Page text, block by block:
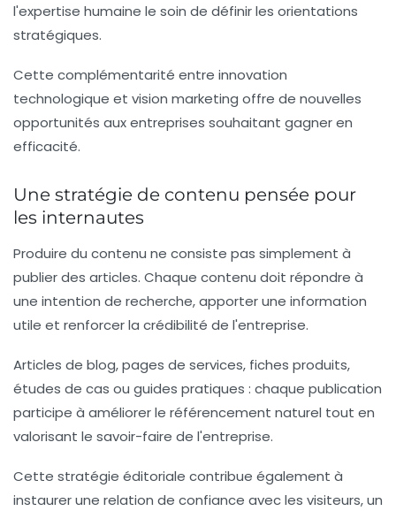
l'expertise humaine le soin de définir les orientations
stratégiques.
Cette complémentarité entre innovation
technologique et vision marketing offre de nouvelles
opportunités aux entreprises souhaitant gagner en
efficacité.
Une stratégie de contenu pensée pour
les internautes
Produire du contenu ne consiste pas simplement à
publier des articles. Chaque contenu doit répondre à
une intention de recherche, apporter une information
utile et renforcer la crédibilité de l'entreprise.
Articles de blog, pages de services, fiches produits,
études de cas ou guides pratiques : chaque publication
participe à améliorer le référencement naturel tout en
valorisant le savoir-faire de l'entreprise.
Cette stratégie éditoriale contribue également à
instaurer une relation de confiance avec les visiteurs, un